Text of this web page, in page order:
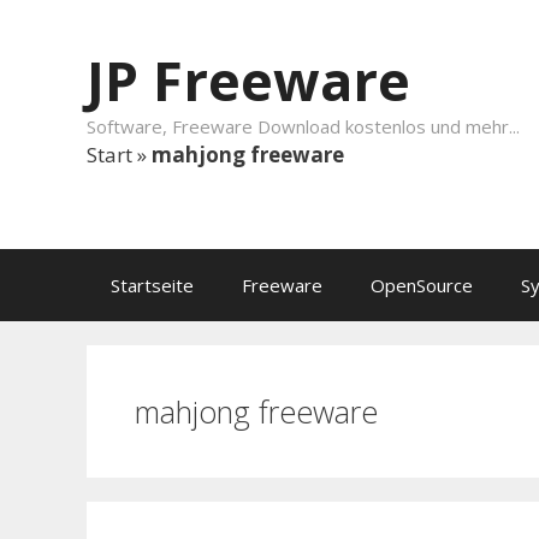
JP Freeware
Software, Freeware Download kostenlos und mehr...
Start» mahjong freeware
Startseite Freeware OpenSource
mahjong freeware